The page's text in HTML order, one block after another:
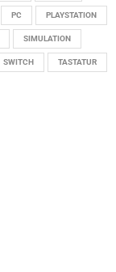
PC PLAYSTATION
SIMULATION
SWITCH TASTATUR